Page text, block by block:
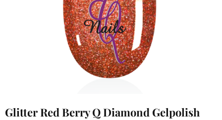
Glitter Red Berry Q Diamond Gelpolish